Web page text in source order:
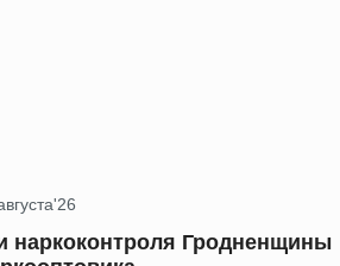
наркоконтроля Гродненщины